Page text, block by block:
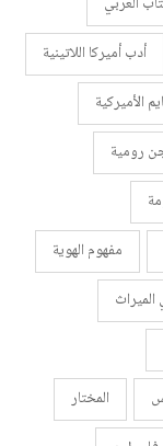
أدب أميركا اللاتينية
الأميركية
رومية
مفهوم الهوية
المختار